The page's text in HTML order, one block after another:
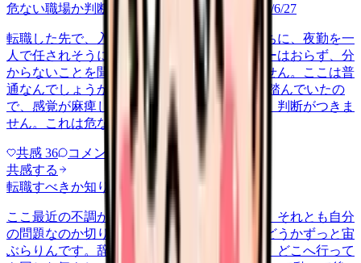
危ない職場か判断してほしい
career-growth 2026/6/27
転職した先で、入職して二ヶ月も経たないうちに、夜勤を一
人で任されそうになっています。プリセプターはおらず、分
からないことを聞ける相手も日によっていません。ここは普
通なんでしょうか。 前の職場はもっと段階を踏んでいたの
で、感覚が麻痺しているのか自分が甘いのか、判断がつきま
せん。これは危ない環境なのか…
共感 36 コメント
共感する
転職すべきか知りたい
other
ここ最近の不調が、職場の環境のせいなのか、それとも自分
の問題なのか切り分けられず、転職すべきかどうかずっと宙
ぶらりんです。辞めれば楽になる気もするし、どこへ行って